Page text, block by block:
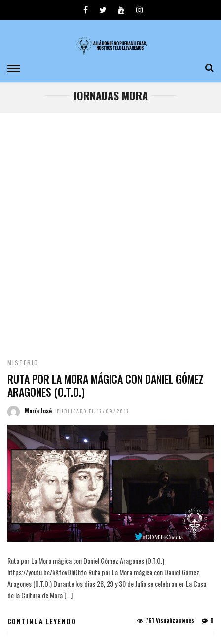
JORNADAS MORA
MISTERIO
RUTA POR LA MORA MÁGICA CON DANIEL GÓMEZ
ARAGONES (O.T.O.)
María José PUBLICADO EL 17/09/2017
Ruta por La Mora mágica con Daniel Gómez Aragones (O.T.O.)
https://youtu.be/kKfovDhOhfo Ruta por La Mora mágica con Daniel Gómez
Aragones (O.T.O.) Durante los dias 28, 29 y 30 de Julio se celebran en La Casa
de la Cultura de Mora […]
CONTINUA LEYENDO 0
761 Visualizaciones